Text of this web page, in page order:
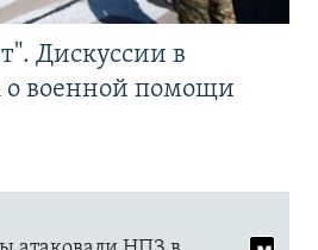
Дискуссии в
военной помощи